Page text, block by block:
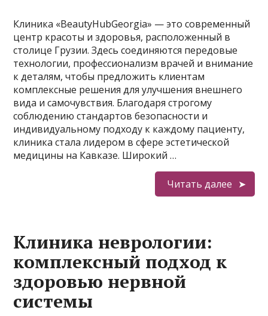
Клиника «BeautyHubGeorgia» — это современный
центр красоты и здоровья, расположенный в
столице Грузии. Здесь соединяются передовые
технологии, профессионализм врачей и внимание
к деталям, чтобы предложить клиентам
комплексные решения для улучшения внешнего
вида и самочувствия. Благодаря строгому
соблюдению стандартов безопасности и
индивидуальному подходу к каждому пациенту,
клиника стала лидером в сфере эстетической
медицины на Кавказе. Широкий …
Читать далее
Клиника неврологии:
комплексный подход к
здоровью нервной
системы